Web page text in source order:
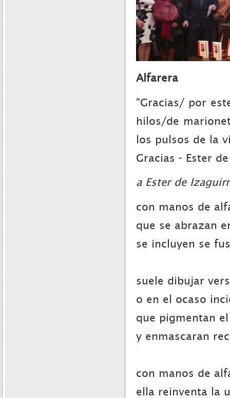
Alfarera
"Gracias/ por
hilos/de
los pulsos de la
Gracias - Ester
a Ester de
con manos de
que se abrazan
se incluyen se
suele dibujar
o en el ocaso
que pigmentan
y enmascaran
con manos de
ella reinventa la